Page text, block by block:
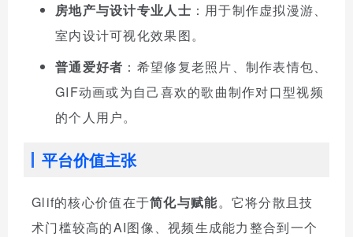
房地产与设计专业人士 ：用于制作虚拟漫游、
室内设计可视化效果图。
普通爱好者 ：希望修复老照片、制作表情包、
GIF动画或为自己喜欢的歌曲制作对口型视频
的个人用户。
平台价值主张
Glif的核心价值在于简化与赋能。它将分散且技
术门槛较高的AI图像、视频生成能力整合到一个